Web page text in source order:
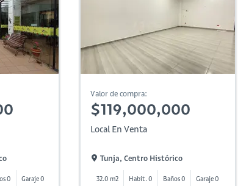
0 Garaje 0
Valor de compra:
$119,000,000
Local En Venta
Tunja, Centro Histórico
32.0 m2 Habit. 0 Baños 0 Garaje 0